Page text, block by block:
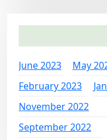
June 2023 May
February 2023
November 2022
September 2022